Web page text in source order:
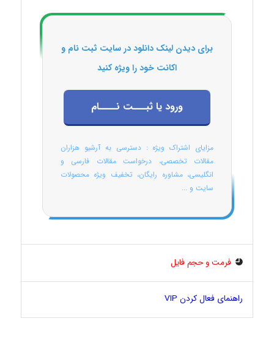
برای دیدن لینک دانلود در سایت ثبت نام و
اکانت خود را ویژه کنید
ورود یا ثبـــت نــــام
مزایای اشتراک ویژه : دسترسی به آرشیو هزاران
مقالات تخصصی، درخواست مقالات فارسی و
انگلیسی، مشاوره رایگان، تخفیف ویژه محصولات
سایت و ...
فرمت و حجم فایل
راهنمای فعال کردن VIP